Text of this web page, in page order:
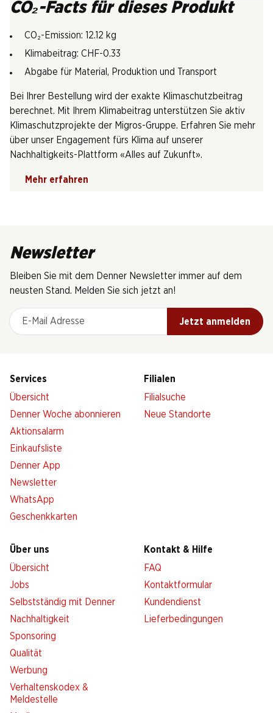
CO₂-Facts für dieses Produkt
CO₂-Emission: 12.12 kg
Klimabeitrag: CHF-0.33
Abgabe für Material, Produktion und Transport
Bei Ihrer Bestellung wird der exakte Klimaschutzbeitrag
berechnet. Mit Ihrem Klimabeitrag unterstützen Sie aktiv
Klimaschutzprojekte der Migros-Gruppe. Erfahren Sie mehr
über unser Engagement fürs Klima auf unserer
Nachhaltigkeits-Plattform «Alles auf Zukunft».
Mehr erfahren
Newsletter
Bleiben Sie mit dem Denner Newsletter immer auf dem
neusten Stand. Melden Sie sich jetzt an!
E-Mail Adresse
Jetzt anmelden
Services
Übersicht
Denner Woche abonnieren
Aktionsalarm
Einkaufsliste
Denner App
Newsletter
WhatsApp
Geschenkkarten
Filialen
Filialsuche
Neue Standorte
Über uns
Übersicht
Jobs
Selbstständig mit Denner
Nachhaltigkeit
Sponsoring
Qualität
Werbung
Verhaltenskodex &
Meldestelle
Kontakt & Hilfe
FAQ
Kontaktformular
Kundendienst
Lieferbedingungen